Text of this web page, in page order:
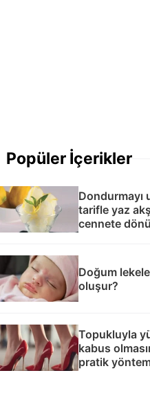
Popüler İçerikler
Dondurmayı
tarifle yaz
cennete
Doğum
oluşur?
Topukluyla
kabus
pratik